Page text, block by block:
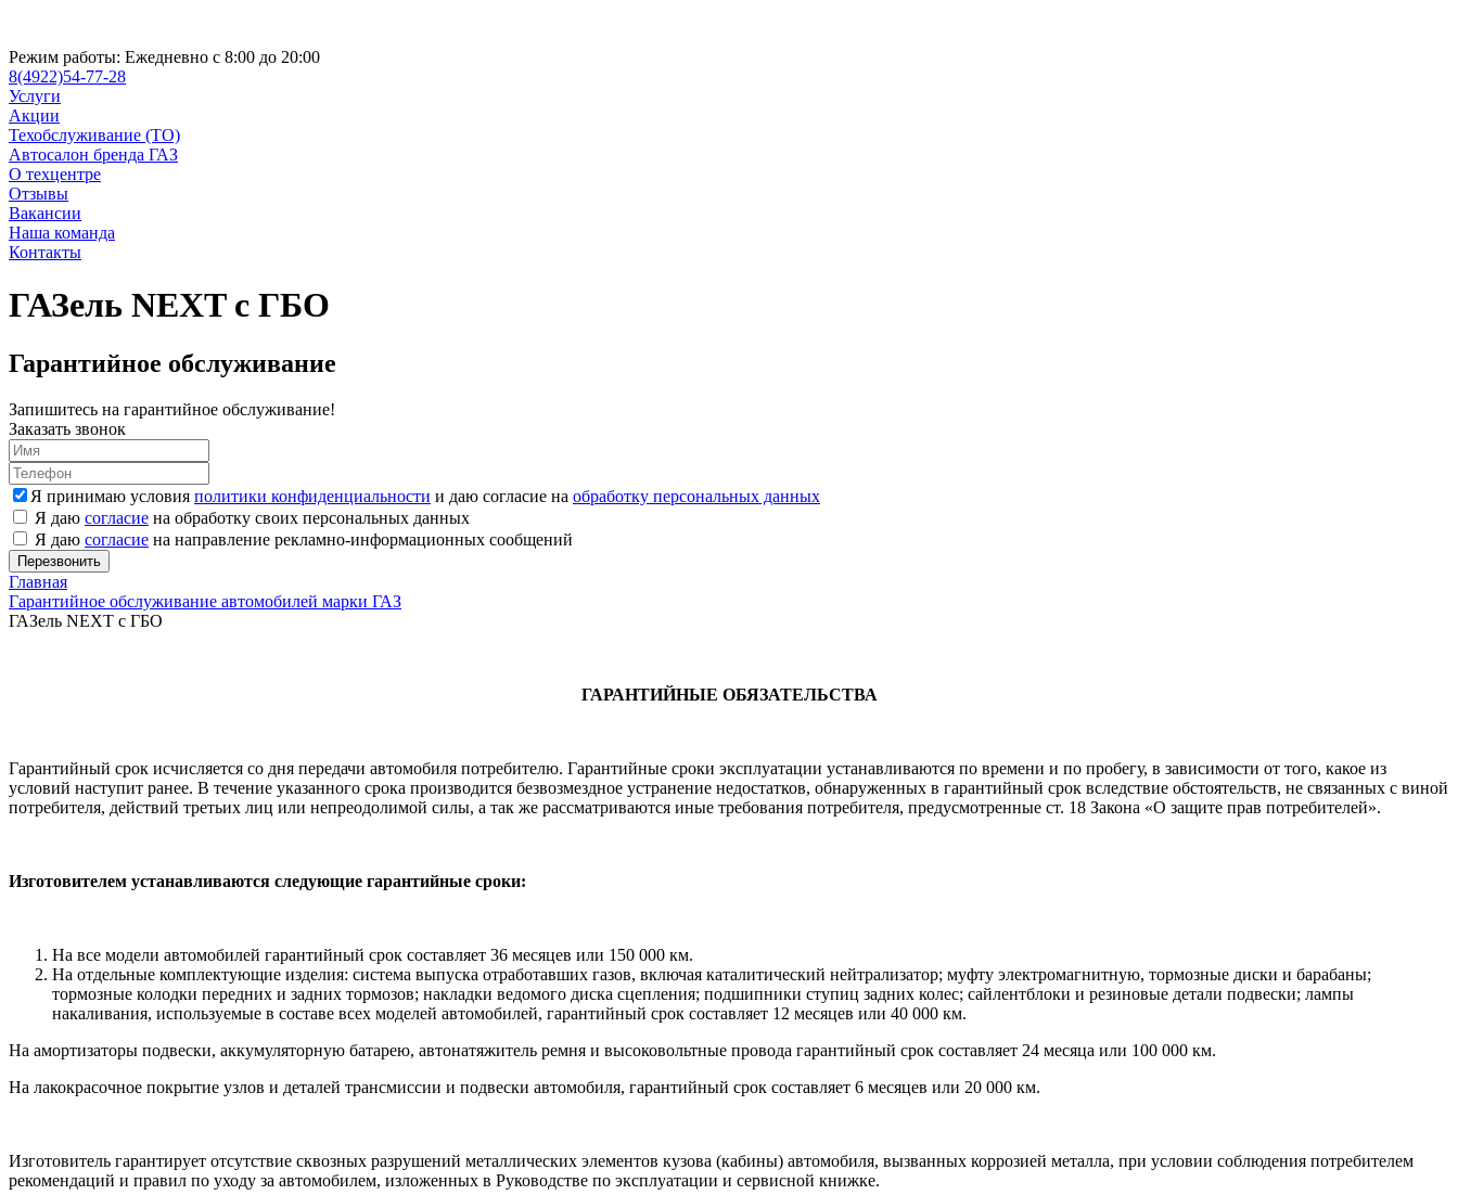
Режим работы: Ежедневно с 8:00 до 20:00
8(4922)54-77-28
Услуги
Акции
Техобслуживание (ТО)
Автосалон бренда ГАЗ
О техцентре
Отзывы
Вакансии
Наша команда
Контакты
ГАЗель NEXT с ГБО
Гарантийное обслуживание
Запишитесь на гарантийное обслуживание!
Заказать звонок
Я принимаю условия политики конфиденциальности и даю согласие на обработку персональных данных
Я даю согласие на обработку своих персональных данных
Я даю согласие на направление рекламно-информационных сообщений
Главная
Гарантийное обслуживание автомобилей марки ГАЗ
ГАЗель NEXT с ГБО
ГАРАНТИЙНЫЕ ОБЯЗАТЕЛЬСТВА
Гарантийный срок исчисляется со дня передачи автомобиля потребителю. Гарантийные сроки эксплуатации устанавливаются по времени и по пробегу, в зависимости от того, какое из
условий наступит ранее. В течение указанного срока производится безвозмездное устранение недостатков, обнаруженных в гарантийный срок вследствие обстоятельств, не связанных с виной
потребителя, действий третьих лиц или непреодолимой силы, а так же рассматриваются иные требования потребителя, предусмотренные ст. 18 Закона «О защите прав потребителей».
Изготовителем устанавливаются следующие гарантийные сроки:
На все модели автомобилей гарантийный срок составляет 36 месяцев или 150 000 км.
На отдельные комплектующие изделия: система выпуска отработавших газов, включая каталитический нейтрализатор; муфту электромагнитную, тормозные диски и барабаны;
тормозные колодки передних и задних тормозов; накладки ведомого диска сцепления; подшипники ступиц задних колес; сайлентблоки и резиновые детали подвески; лампы
накаливания, используемые в составе всех моделей автомобилей, гарантийный срок составляет 12 месяцев или 40 000 км.
На амортизаторы подвески, аккумуляторную батарею, автонатяжитель ремня и высоковольтные провода гарантийный срок составляет 24 месяца или 100 000 км.
На лакокрасочное покрытие узлов и деталей трансмиссии и подвески автомобиля, гарантийный срок составляет 6 месяцев или 20 000 км.
Изготовитель гарантирует отсутствие сквозных разрушений металлических элементов кузова (кабины) автомобиля, вызванных коррозией металла, при условии соблюдения потребителем
рекомендаций и правил по уходу за автомобилем, изложенных в Руководстве по эксплуатации и сервисной книжке.